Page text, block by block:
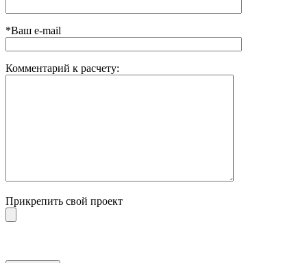
*Ваш e-mail
Комментарий к расчету:
Прикрепить свой проект